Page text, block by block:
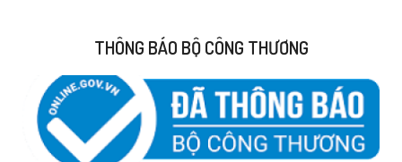
THÔNG BÁO BỘ CÔNG THƯƠNG